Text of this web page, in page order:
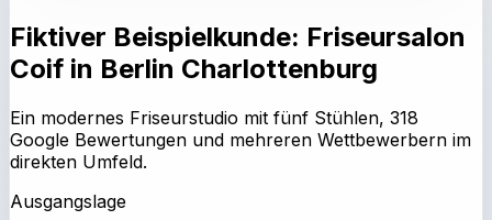
Fiktiver Beispielkunde: Friseursalon
Coif in Berlin Charlottenburg
Ein modernes Friseurstudio mit fünf Stühlen, 318
Google Bewertungen und mehreren Wettbewerbern im
direkten Umfeld.
Ausgangslage